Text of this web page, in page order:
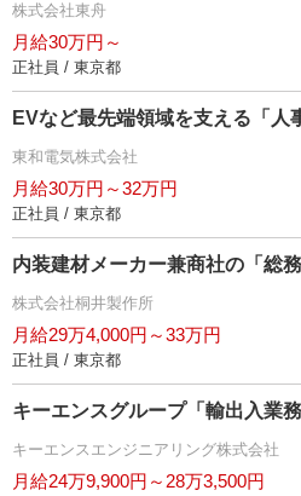
株式会社東舟
月給30万円～
正社員 / 東京都
EVなど最先端領域を支える「人
東和電気株式会社
月給30万円～32万円
正社員 / 東京都
内装建材メーカー兼商社の「総
株式会社桐井製作所
月給29万4,000円～33万円
正社員 / 東京都
キーエンスグループ「輸出入業
キーエンスエンジニアリング株式会社
月給24万9,900円～28万3,500円